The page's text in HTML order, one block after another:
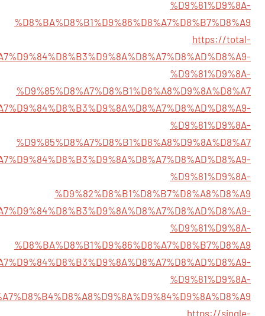
%D9%81%D9%8A-
%D8%BA%D8%B1%D9%86%D8%A7%D8%B7%D8%A9
https://total-
%D9%81%D9%8A-
%D9%85%D8%A7%D8%B1%D8%A8%D9%8A%D8%A7
%D9%81%D9%8A-
%D9%85%D8%A7%D8%B1%D8%A8%D9%8A%D8%A7
%D9%81%D9%8A-
%D9%82%D8%B1%D8%B7%D8%A8%D8%A9
%D9%81%D9%8A-
%D8%BA%D8%B1%D9%86%D8%A7%D8%B7%D8%A9
%D9%81%D9%8A-
https://single-